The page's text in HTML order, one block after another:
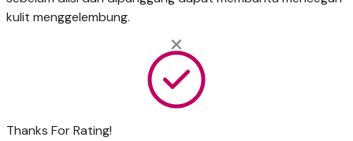
kulit menggelembung.
Thanks For Rating!